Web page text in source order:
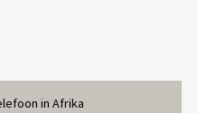
in Afrika